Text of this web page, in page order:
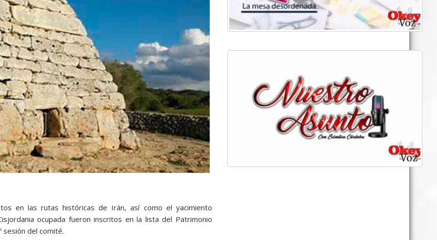
en las rutas históricas de Irán, así como el yacimiento
ocupada fueron inscritos en la lista del Patrimonio
sesión del comité.